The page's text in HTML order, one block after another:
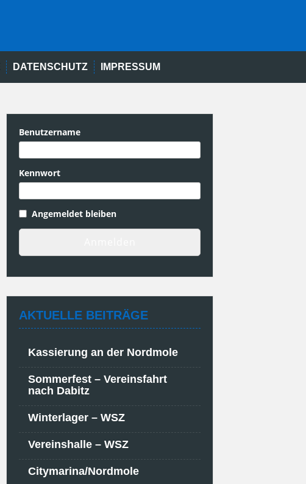
DATENSCHUTZ IMPRESSUM
Benutzername
Kennwort
Angemeldet bleiben
AKTUELLE BEITRÄGE
Kassierung an der Nordmole
Sommerfest – Vereinsfahrt
nach Dabitz
Winterlager – WSZ
Vereinshalle – WSZ
Citymarina/Nordmole